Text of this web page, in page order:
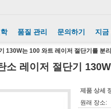
품질 관리 문의하기 지금
130W는 100 와트 레이저 절단기를 분
소 레이저 절단기
제품 상세
원래 장소: